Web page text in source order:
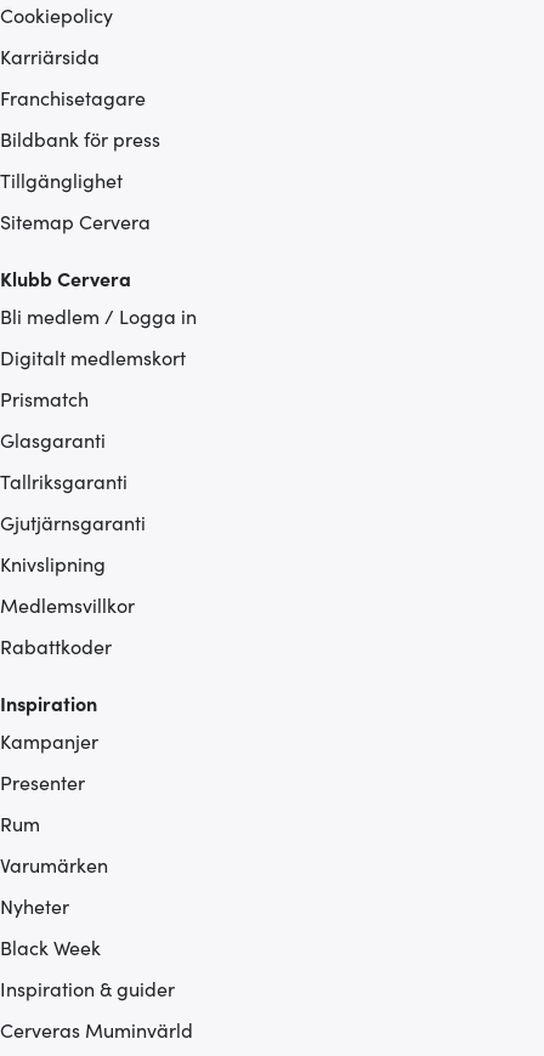
Cookiepolicy
Karriärsida
Franchisetagare
Bildbank för press
Tillgänglighet
Sitemap Cervera
Klubb Cervera
Bli medlem / Logga in
Digitalt medlemskort
Prismatch
Glasgaranti
Tallriksgaranti
Gjutjärnsgaranti
Knivslipning
Medlemsvillkor
Rabattkoder
Inspiration
Kampanjer
Presenter
Rum
Varumärken
Nyheter
Black Week
Inspiration & guider
Cerveras Muminvärld